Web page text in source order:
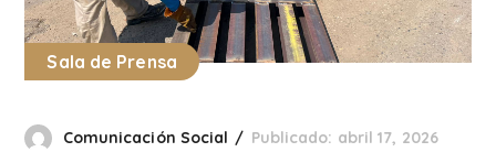
Sala de Prensa
Comunicación Social Publicado: abril 17, 2026